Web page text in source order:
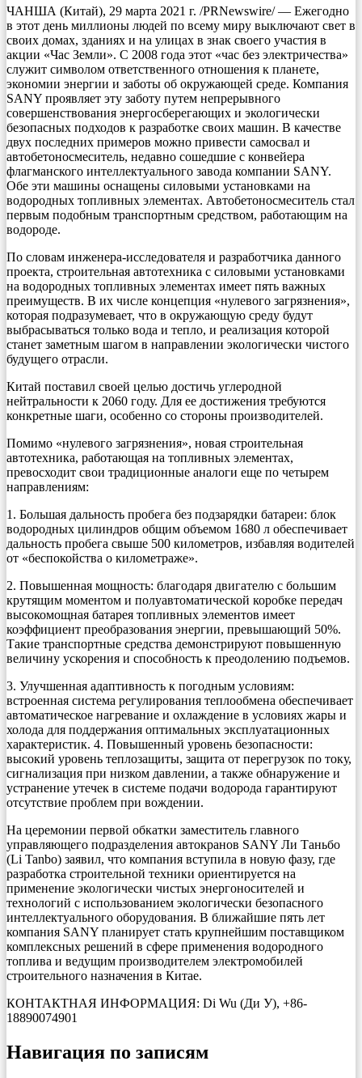
ЧАНША (Китай), 29 марта 2021 г. /PRNewswire/ — Ежегодно
в этот день миллионы людей по всему миру выключают свет в
своих домах, зданиях и на улицах в знак своего участия в
акции «Час Земли». С 2008 года этот «час без электричества»
служит символом ответственного отношения к планете,
экономии энергии и заботы об окружающей среде. Компания
SANY проявляет эту заботу путем непрерывного
совершенствования энергосберегающих и экологически
безопасных подходов к разработке своих машин. В качестве
двух последних примеров можно привести самосвал и
автобетоносмеситель, недавно сошедшие с конвейера
флагманского интеллектуального завода компании SANY.
Обе эти машины оснащены силовыми установками на
водородных топливных элементах. Автобетоносмеситель стал
первым подобным транспортным средством, работающим на
водороде.
По словам инженера-исследователя и разработчика данного
проекта, строительная автотехника с силовыми установками
на водородных топливных элементах имеет пять важных
преимуществ. В их числе концепция «нулевого загрязнения»,
которая подразумевает, что в окружающую среду будут
выбрасываться только вода и тепло, и реализация которой
станет заметным шагом в направлении экологически чистого
будущего отрасли.
Китай поставил своей целью достичь углеродной
нейтральности к 2060 году. Для ее достижения требуются
конкретные шаги, особенно со стороны производителей.
Помимо «нулевого загрязнения», новая строительная
автотехника, работающая на топливных элементах,
превосходит свои традиционные аналоги еще по четырем
направлениям:
1. Большая дальность пробега без подзарядки батареи: блок
водородных цилиндров общим объемом 1680 л обеспечивает
дальность пробега свыше 500 километров, избавляя водителей
от «беспокойства о километраже».
2. Повышенная мощность: благодаря двигателю с большим
крутящим моментом и полуавтоматической коробке передач
высокомощная батарея топливных элементов имеет
коэффициент преобразования энергии, превышающий 50%.
Такие транспортные средства демонстрируют повышенную
величину ускорения и способность к преодолению подъемов.
3. Улучшенная адаптивность к погодным условиям:
встроенная система регулирования теплообмена обеспечивает
автоматическое нагревание и охлаждение в условиях жары и
холода для поддержания оптимальных эксплуатационных
характеристик. 4. Повышенный уровень безопасности:
высокий уровень теплозащиты, защита от перегрузок по току,
сигнализация при низком давлении, а также обнаружение и
устранение утечек в системе подачи водорода гарантируют
отсутствие проблем при вождении.
На церемонии первой обкатки заместитель главного
управляющего подразделения автокранов SANY Ли Таньбо
(Li Tanbo) заявил, что компания вступила в новую фазу, где
разработка строительной техники ориентируется на
применение экологически чистых энергоносителей и
технологий с использованием экологически безопасного
интеллектуального оборудования. В ближайшие пять лет
компания SANY планирует стать крупнейшим поставщиком
комплексных решений в сфере применения водородного
топлива и ведущим производителем электромобилей
строительного назначения в Китае.
КОНТАКТНАЯ ИНФОРМАЦИЯ: Di Wu (Ди У), +86-
18890074901
Навигация по записям